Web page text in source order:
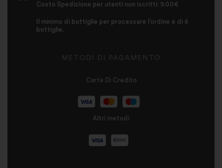
Costo Spedizione per utenti non iscritti: 9.00€
Il minimo di bottiglie per processare l’ordine é di 6
bottiglie.
METODI DI PAGAMENTO
Carte Di Credito
Altri metodi